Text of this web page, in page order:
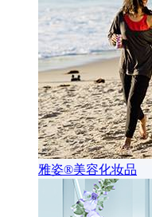
雅姿®美容化妆品